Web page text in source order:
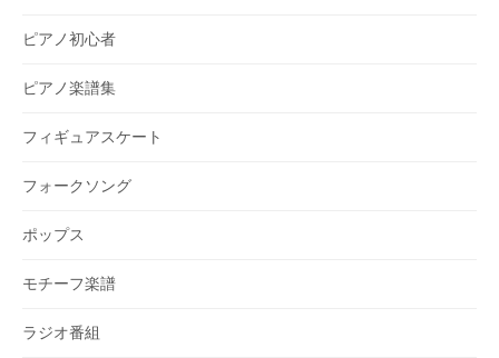
ピアノ初心者
ピアノ楽譜集
フィギュアスケート
フォークソング
ポップス
モチーフ楽譜
ラジオ番組